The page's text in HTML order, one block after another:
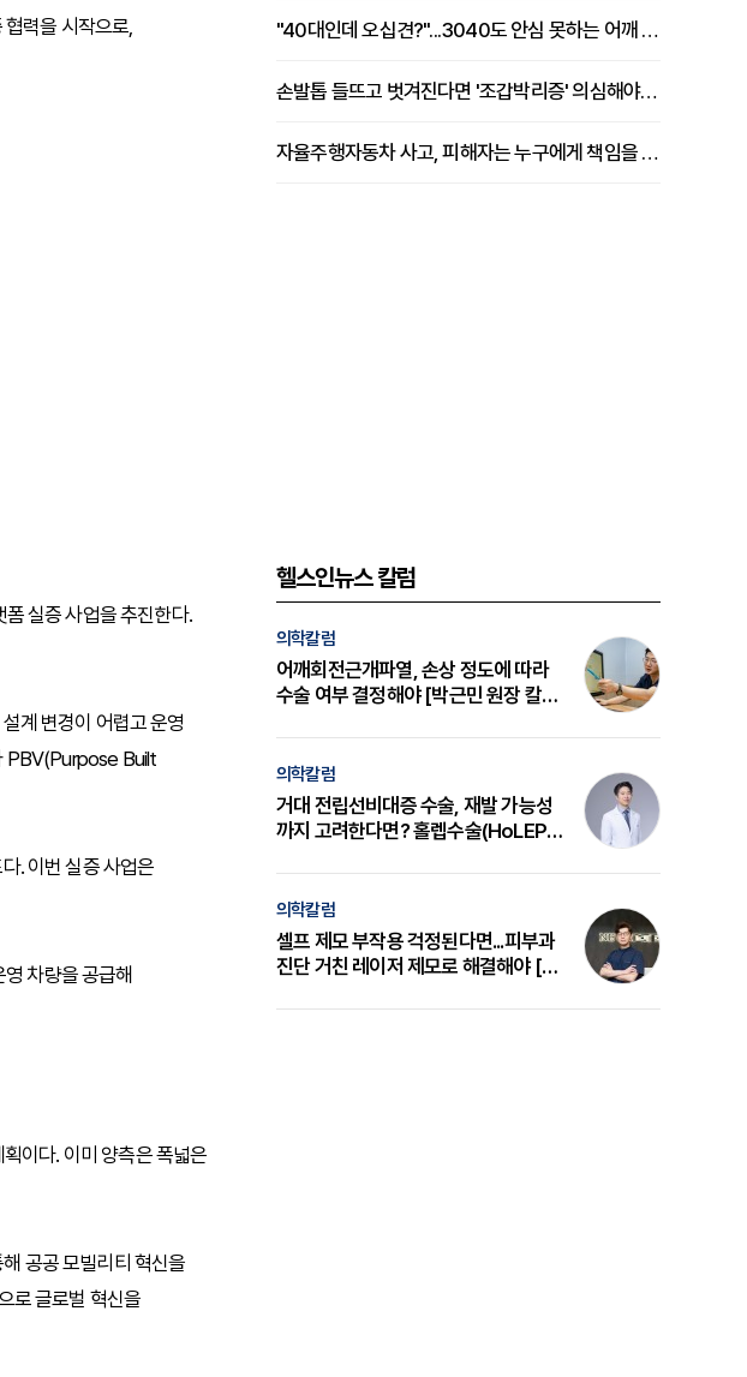
력을 시작으로,
실증 사업을 추진한다.
계 변경이 어렵고 운영
PBV(Purpose Built
. 이번 실증 사업은
차량을 공급해
이다. 이미 양측은 폭넓은
공공 모빌리티 혁신을
로 글로벌 혁신을
"40대인데 오십견?"...3040도 안심 못하는 어깨 유착성 관절낭염
손발톱 들뜨고 벗겨진다면 '조갑박리증' 의심해야 [김철윤 원장 칼럼]
자율주행자동차 사고, 피해자는 누구에게 책임을 물을 수 있을까
헬스인뉴스 칼럼
의학칼럼
어깨회전근개파열, 손상 정도에 따라
수술 여부 결정해야 [박근민 원장 칼
의학칼럼
거대 전립선비대증 수술, 재발 가능성
까지 고려한다면? 홀렙수술(HoLEP)
의학칼럼
셀프 제모 부작용 걱정된다면...피부과
진단 거친 레이저 제모로 해결해야 [변